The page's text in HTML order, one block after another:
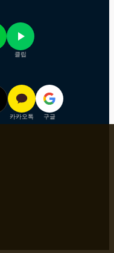
클립
카카오톡 구글